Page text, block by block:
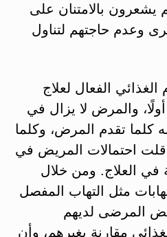
يشعرون بالامتنان على
وعدم حاجتهم لتناول
الفعال لعلاج
والمرض لا يزال في
كلما تقدم المرض، وكلما
قلت احتمالات المريض في
في العلاج. ومن خلال
مثل التهاب المفصل
المرضى لديهم
مقارنة بغيرهم، وأن